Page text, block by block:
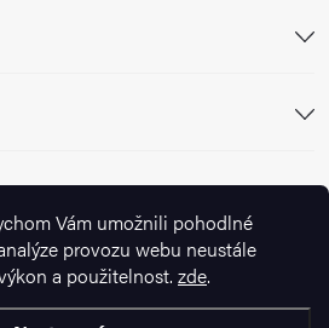
Vám umožnili pohodlné
provozu webu neustále
a použitelnost. zde.
Sledujte nás